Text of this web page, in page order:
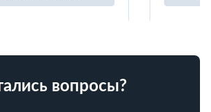
вопросы?